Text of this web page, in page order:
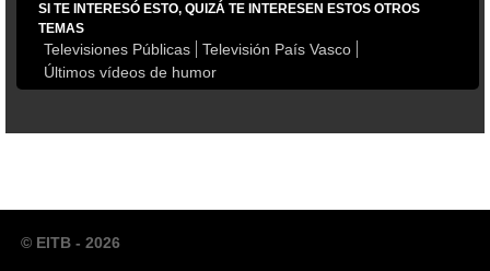
SI TE INTERESÓ ESTO, QUIZÁ TE INTERESEN ESTOS OTROS
TEMAS
Televisiones Públicas
Televisión País Vasco
Últimos vídeos de humor
© EITB - 2026